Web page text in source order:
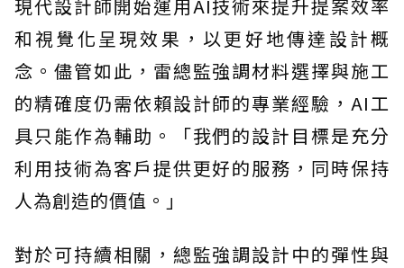
現代設計師開始運用AI技術來提升提案效率
和視覺化呈現效果，以更好地傳達設計概
念。儘管如此，雷總監強調材料選擇與施工
的精確度仍需依賴設計師的專業經驗，AI工
具只能作為輔助。「我們的設計目標是充分
利用技術為客戶提供更好的服務，同時保持
人為創造的價值。」
對於可持續相關，總監強調設計中的彈性與